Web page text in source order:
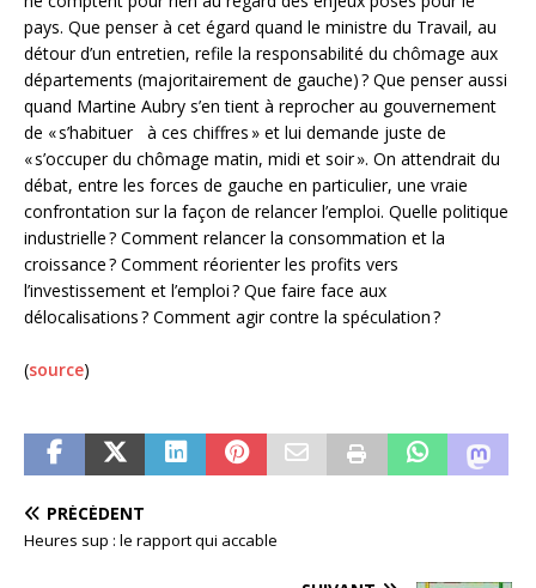
pays. Que penser à cet égard quand le ministre du Travail, au
détour d’un entretien, refile la responsabilité du chômage aux
départements (majoritairement de gauche) ? Que penser aussi
quand Martine Aubry s’en tient à reprocher au gouvernement
de « s’habituer à ces chiffres » et lui demande juste de
« s’occuper du chômage matin, midi et soir ». On attendrait du
débat, entre les forces de gauche en particulier, une vraie
confrontation sur la façon de relancer l’emploi. Quelle politique
industrielle ? Comment relancer la consommation et la
croissance ? Comment réorienter les profits vers
l’investissement et l’emploi ? Que faire face aux
délocalisations ? Comment agir contre la spéculation ?
(source)
PRÉCÉDENT
Heures sup : le rapport qui accable